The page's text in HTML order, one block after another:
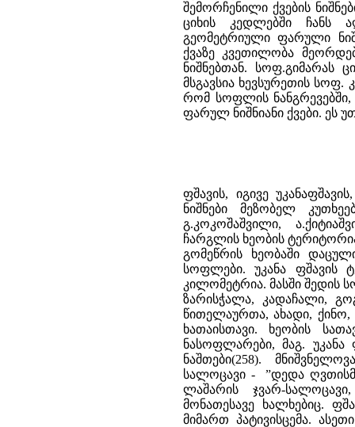
შემორჩენილი ქვების
ციხის კედლებში ჩანს
გეომეტრიული ფარული
ქვაზე კვეთილობა
ნიშნებთან. სოფ.გიმარას
მსგავსია ხევსურეთის სოფ.
რომ სოფლის
ფარულ ნიშნიანი ქვები. ეს
ფშავის, იგივე
ნიშნები მეზობელ
გ.კოკოშაშვილი,
ჩარგლის ხეობის
გომეწრის ხეობაში
სოფლები. უკანა ფშავის
კილომეტრია. მასში შედის
ზარისჭალა, კადაჩალი,
წითელაურთა, ახადი,
ხათაისთავი. ხეობის
ნასოფლარები, მაგ. უკანა
ნაშთები(258).
სალოცავი - ”დედა
ლაშარის ჯვარ-
მონათესავე ხალხებიც.
მიმართ პატივისცემა.